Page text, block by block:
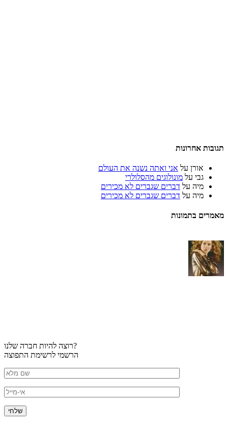
תגובות אחרונות
אורן על אני ואתה נשנה את העולם
גבי על מונולוגים מהסלולרי
מיה על דברים שגברים לא מכירים
מיה על דברים שגברים לא מכירים
מאמרים בתמונות
רוצה להיות חברה שלנו?
הרשמי לרשימת התפוצה